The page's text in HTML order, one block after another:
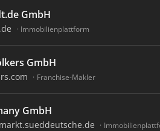
GmbH
Immobilienplattform
GmbH
Franchise-Makler
GmbH